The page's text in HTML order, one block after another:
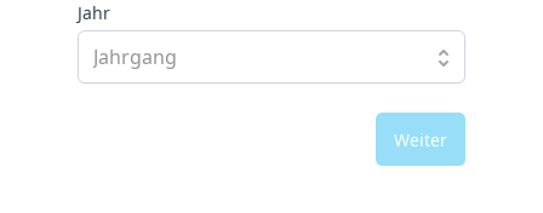
Jahr
Weiter